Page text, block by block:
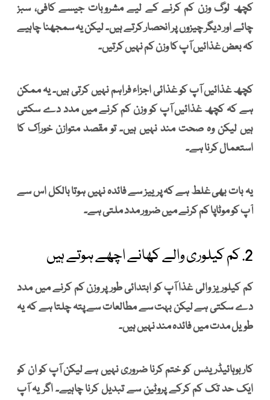
کچھ لوگ وزن کم کرنے کے لیے مشروبات جیسے کافی، سبز
چائے اور دیگر چیزوں پر انحصار کرتے ہیں۔ لیکن یہ سمجھنا چاہیے
کہ بعض غذائیں آپ کا وزن کم نہیں کرتیں۔
کچھ غذائیں آپ کو غذائی اجزاء فراہم نہیں کرتی ہیں۔ یہ ممکن
ہے کہ کچھ غذائیں آپ کو وزن کم کرنے میں مدد دے سکتی
ہیں لیکن وہ صحت مند نہیں ہیں۔ تو مقصد متوازن خوراک کا
استعمال کرنا ہے۔
یہ بات بھی غلط ہے کہ پرییز سے فائدہ نہیں ہوتا بالکل اس سے
آپ کو موٹاپا کم کرنے میں ضرور مدد ملتی ہے۔
2. کم کیلوری والے کھانے اچھے ہوتے ہیں
کم کیلوریز والی غذا آپ کو ابتدائی طور پر وزن کم کرنے میں مدد
دے سکتی ہے لیکن بہت سے مطالعات سے پتہ چلتا ہے کہ یہ
طویل مدت میں فائدہ مند نہیں ہیں۔
کاربوہائیڈریٹس کو ختم کرنا ضروری نہیں ہے لیکن آپ کو ان کو
ایک حد تک کم کرکے پروٹین سے تبدیل کرنا چاہیے۔ اگر یہ آپ